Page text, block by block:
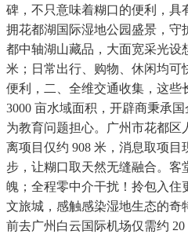
碑，不只意味着糊口的便利，具
拥花都湖国际湿地公园盛景，守
都中轴湖山藏品，大面宽采光设
米；日常出行、购物、休闲均可
便利，二、全维交通收集，这些
3000 亩水域面积，开辟商秉承
为教育问题担心。广州市花都区
离项目仅约 908 米，消息取项目
步，让糊口取天然无缝融合。客
魄；全程零中介干扰！拎包入住
文旅城，感触感染湿地生态的奇
前去广州白云国际机场仅需约